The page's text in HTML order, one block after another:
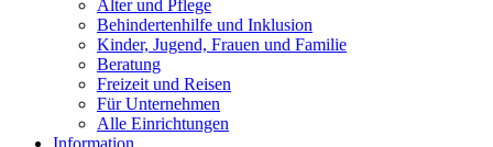
Alter und Pflege
Behindertenhilfe und Inklusion
Kinder, Jugend, Frauen und Familie
Beratung
Freizeit und Reisen
Für Unternehmen
Alle Einrichtungen
Information